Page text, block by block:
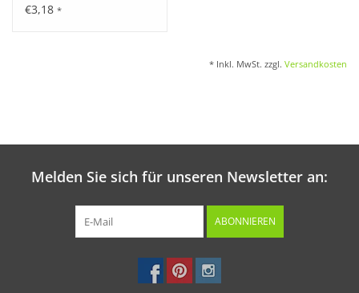
€3,18 *
* Inkl. MwSt. zzgl. Versandkosten
Melden Sie sich für unseren Newsletter an:
ABONNIEREN